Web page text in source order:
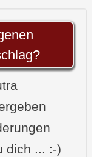
handelt ...“
dich ... :-)